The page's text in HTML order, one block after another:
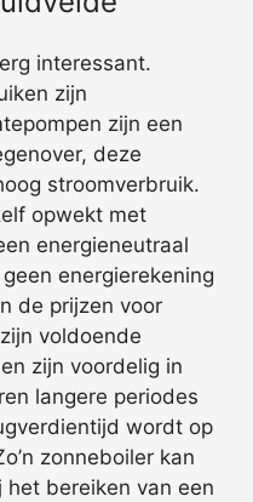
interessant.
zijn
zijn een
deze
stroomverbruik.
opwekt met
energieneutraal
energierekening
de prijzen voor
voldoende
zijn voordelig in
langere periodes
wordt op
zonneboiler kan
bereiken van een